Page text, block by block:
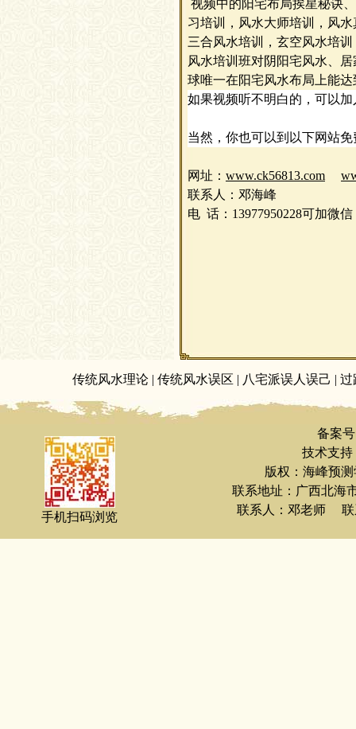
视频中的阳宅布局挨星秘诀
习培训，风水大师培训，风
三合风水培训，玄空风水培
风水培训班对阴阳宅风水、
球唯一在阳宅风水布局上能
如果视频听不明白的，可以加
当然，你也可以到以下网站
网址 ： www.ck56813.com
联系人
：邓海峰
电 话 ： 13977950228可加微
传统风水理论 | 传统风水误区 | 八宅派误人误己 | 过
手机扫码浏览
备案
技术支持
版权：海峰预
联系地址：广西北
联系人：邓老师 联